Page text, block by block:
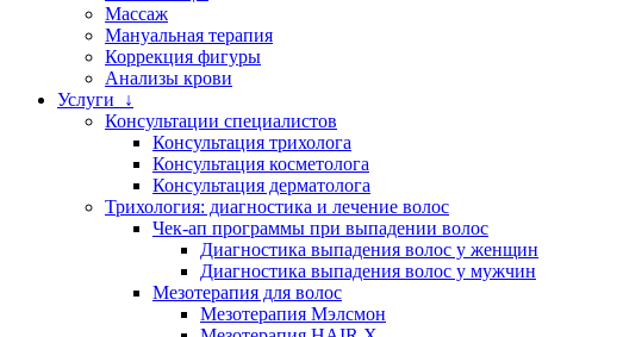
Массаж
Мануальная терапия
Коррекция фигуры
Анализы крови
Услуги ↓
Консультации специалистов
Консультация трихолога
Консультация косметолога
Консультация дерматолога
Трихология: диагностика и лечение волос
Чек-ап программы при выпадении волос
Диагностика выпадения волос у женщин
Диагностика выпадения волос у мужчин
Мезотерапия для волос
Мезотерапия Мэлсмон